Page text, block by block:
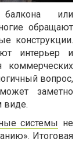
балкона или
обращают
конструкции.
интерьер и
вопрос,
заметно
виде.
системы не
Итоговая